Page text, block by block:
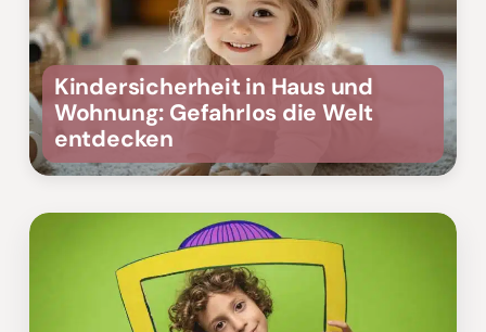
Kindersicherheit in Haus und
Wohnung: Gefahrlos die Welt
entdecken